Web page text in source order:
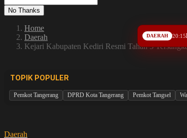
No Thanks
Home
Daerah
Kejari Kabupaten Kediri Resmi Tahan 3
TOPIK POPULER
Pemkot Tangerang DPRD Kota Tangerang Pemkot Tangsel
Daerah
DAERAH 20:15